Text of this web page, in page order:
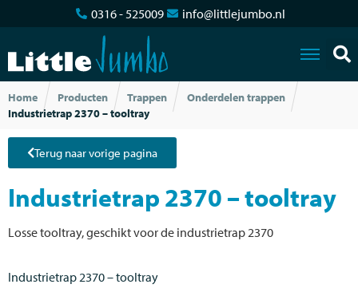
0316 - 525009 info@littlejumbo.nl
Home Producten Trappen
Onderdelen trappen
Industrietrap 2370 – tooltray
Terug naar vorige pagina
Industrietrap 2370 – tooltray
Losse tooltray, geschikt voor de industrietrap 2370
Industrietrap 2370 – tooltray